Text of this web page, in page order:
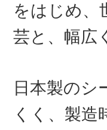
をはじめ、
芸と、幅広
日本製のシ
くく、製造